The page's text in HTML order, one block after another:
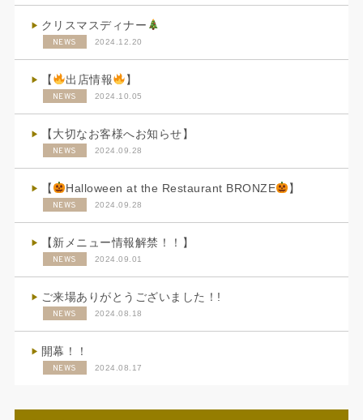
クリスマスディナー
NEWS 2024.12.20
【 出店情報 】
NEWS 2024.10.05
【大切なお客様へお知らせ】
NEWS 2024.09.28
【 Halloween at the Restaurant BRONZE 】
NEWS 2024.09.28
【新メニュー情報解禁！！】
NEWS 2024.09.01
ご来場ありがとうございました！!
NEWS 2024.08.18
開幕！！
NEWS 2024.08.17